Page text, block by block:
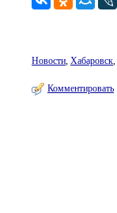
Новости, Хабаровск,
Комментировать